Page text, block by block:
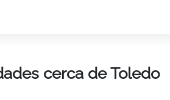
cerca de Toledo